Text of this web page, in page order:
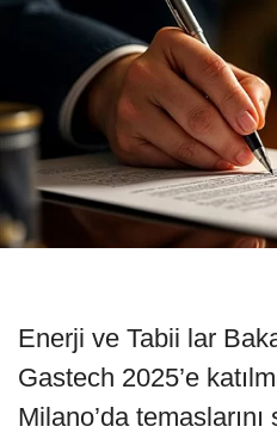
Enerji ve Tabii lar
Gastech 2025’e
Milano’da